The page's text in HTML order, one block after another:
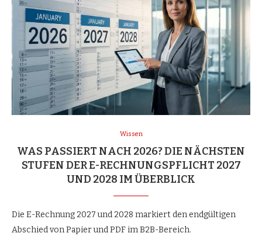
Wissen
WAS PASSIERT NACH 2026? DIE NÄCHSTEN
STUFEN DER E-RECHNUNGSPFLICHT 2027
UND 2028 IM ÜBERBLICK
Die E-Rechnung 2027 und 2028 markiert den endgültigen
Abschied von Papier und PDF im B2B-Bereich.